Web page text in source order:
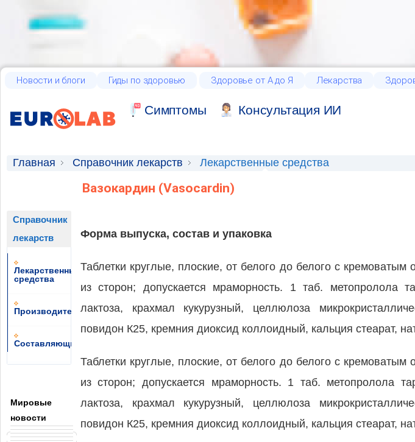
Новости и блоги Гиды по здоровью Здоровье от А до Я Лекарства
Cимптомы Консультация ИИ
Главная Справочник лекарств Лекарственные средства
Справочник
лекарств
Лекарственные
средства
Производители
Составляющие
Мировые
новости
Вазокардин (Vasocardin)
Форма выпуска, состав и упаковка
Таблетки круглые, плоские, от белого до белого с
из сторон; допускается мраморность. 1 таб. метопролола
лактоза, крахмал кукурузный, целлюлоза
повидон К25, кремния диоксид коллоидный, кальция стеарат,
Таблетки круглые, плоские, от белого до белого с
из сторон; допускается мраморность. 1 таб. метопролола
лактоза, крахмал кукурузный, целлюлоза
повидон К25, кремния диоксид коллоидный, кальция стеарат,